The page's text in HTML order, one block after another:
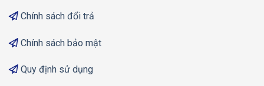
Chính sách đổi trả
Chính sách bảo mật
Quy định sử dụng